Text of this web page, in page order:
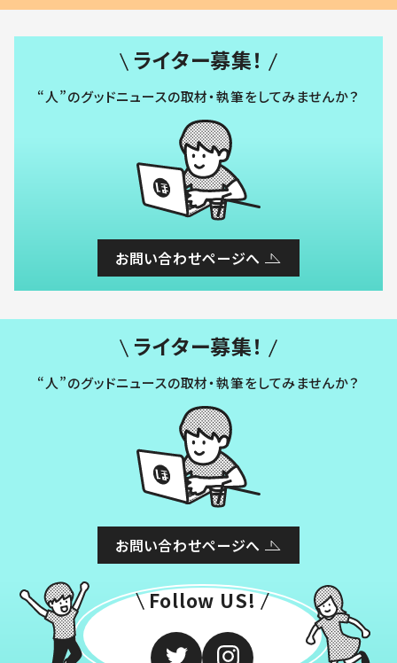
ライター募集！
“人”のグッドニュースの取材・執筆をしてみませんか？
お問い合わせページへ
ライター募集！
“人”のグッドニュースの取材・執筆をしてみませんか？
お問い合わせページへ
Follow US!